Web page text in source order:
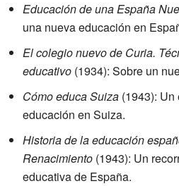
Educación de una España
una nueva educación en
El colegio nuevo de Curia.
educativo (1934): Sobre un
Cómo educa Suiza (1943):
educación en Suiza.
Historia de la educación
Renacimiento (1943): Un
educativa de España.